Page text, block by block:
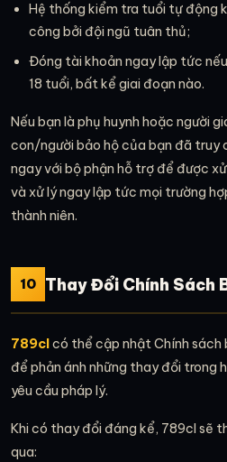
Hệ thống kiểm tra tuổi tự động
công bởi đội ngũ tuân thủ;
Đóng tài khoản ngay lập tức
18 tuổi, bất kể giai đoạn nào.
Nếu bạn là phụ huynh hoặc người
con/người bảo hộ của bạn đã truy
ngay với bộ phận hỗ trợ để được
và xử lý ngay lập tức mọi trường
thành niên.
10 Thay Đổi Chính Sách
789clcó thể cập nhật Chính
để phản ánh những thay đổi trong
yêu cầu pháp lý.
Khi có thay đổi đáng kể, 789cl sẽ
qua: